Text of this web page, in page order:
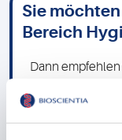
Sie
Bereich
Dann
Veranstaltung
wird mit einer